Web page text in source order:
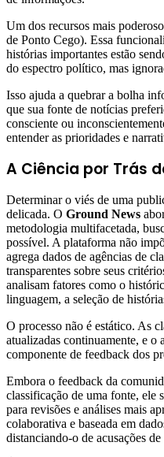
Um dos recursos mais
de Ponto Cego). Essa
histórias importantes estão
do espectro político, mas
Isso ajuda a quebrar a bolha
que sua fonte de notícias
consciente ou
entender as prioridades e
A Ciência por Trás
Determinar o viés de uma
delicada. O Ground News
metodologia multifacetada,
possível. A plataforma não
agrega dados de agências de
transparentes sobre seus
analisam fatores como o
linguagem, a seleção de
O processo não é estático. As
atualizadas continuamente, e
componente de feedback dos
Embora o feedback da
classificação de uma fonte, ele
para revisões e análises mais
colaborativa e baseada em
distanciando-o de acusações